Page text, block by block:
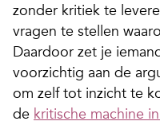
zonder kritiek te
vragen te stellen
Daardoor zet je
voorzichtig aan de
om zelf tot inzicht te
de kritische machine